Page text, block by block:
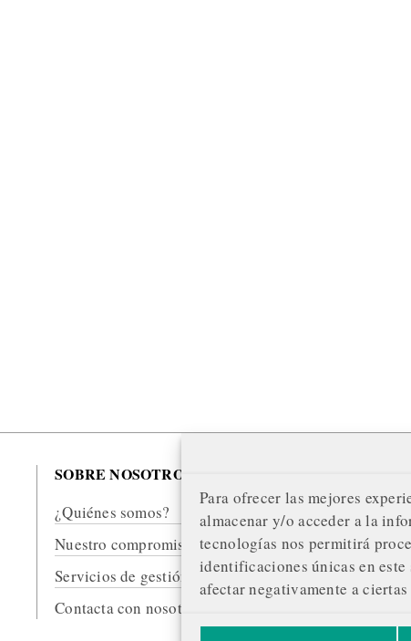
Para ofrecer las mejores
almacenar y/o acceder a la
tecnologías nos permitirá
identificaciones únicas en
afectar negativamente a
SOBRE NOSOTROS
¿Quiénes somos?
Nuestro compromiso editorial
Servicios de gestión publicitaria
Contacta con nosotros